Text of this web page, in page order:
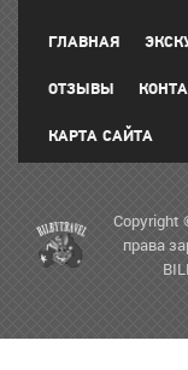
ГЛАВНАЯ
ОТЗЫВЫ
КАРТА САЙТА
Copyright
права